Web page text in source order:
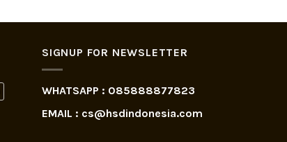
SIGNUP FOR NEWSLETTER
WHATSAPP : 085888877823
EMAIL : cs@hsdindonesia.com